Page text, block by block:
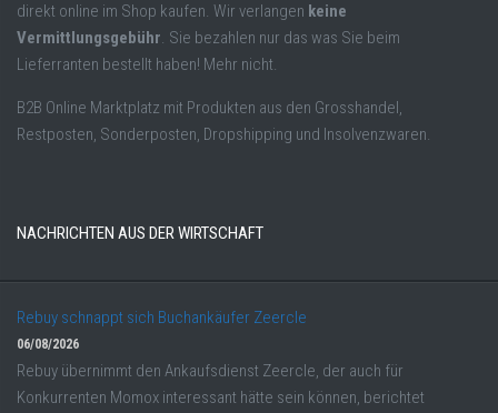
direkt online im Shop kaufen. Wir verlangen keine
Vermittlungsgebühr. Sie bezahlen nur das was Sie beim
Lieferranten bestellt haben! Mehr nicht.
B2B Online Marktplatz mit Produkten aus den Grosshandel,
Restposten, Sonderposten, Dropshipping und Insolvenzwaren.
NACHRICHTEN AUS DER WIRTSCHAFT
Rebuy schnappt sich Buchankäufer Zeercle
06/08/2026
Rebuy übernimmt den Ankaufsdienst Zeercle, der auch für
Konkurrenten Momox interessant hätte sein können, berichtet